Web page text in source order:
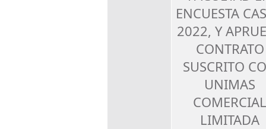
ENCUESTA
2022, Y
CONTRATO
SUSCRITO
UNIMAS
COMERCIAL
LIMITADA